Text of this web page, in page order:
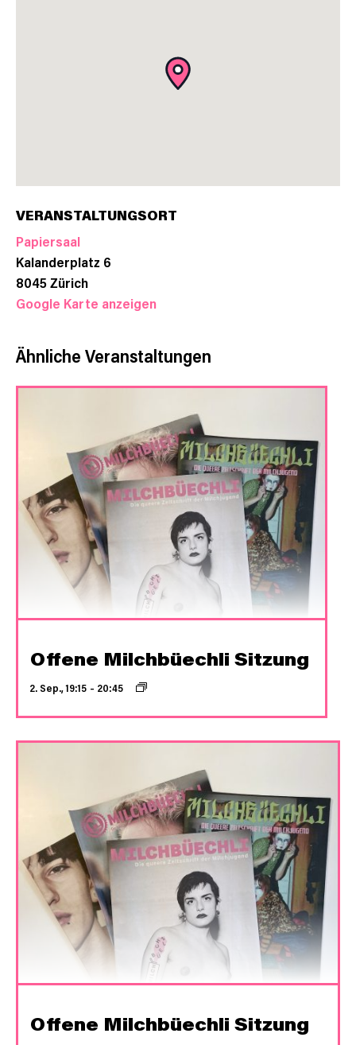
VERANSTALTUNGSORT
Papiersaal
Kalanderplatz 6
8045Zürich
Google Karte anzeigen
Ähnliche Veranstaltungen
Offene Milchbüechli Sitzung
2. Sep., 19:15 – 20:45
Offene Milchbüechli Sitzung